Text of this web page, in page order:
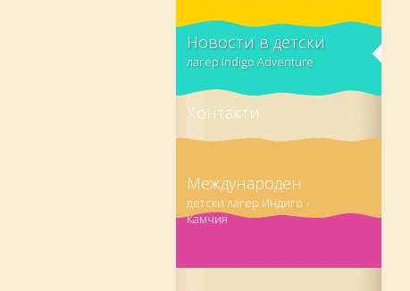
Новости в детски
лагер Indigo Adventure
Контакти
Международен
детски лагер Индиго -
Камчия